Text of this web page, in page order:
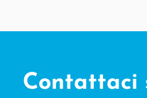
Contattaci